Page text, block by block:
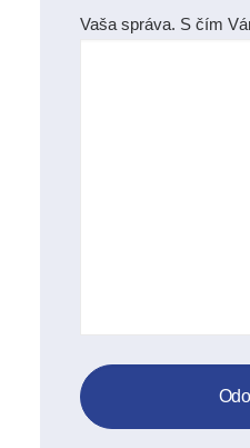
Vaša správa. S čím